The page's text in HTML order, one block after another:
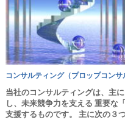
コンサルティング（プロップコン
当社のコンサルティングは、主
し、未来競争力を支える 重要な
支援するものです。 主に次の３